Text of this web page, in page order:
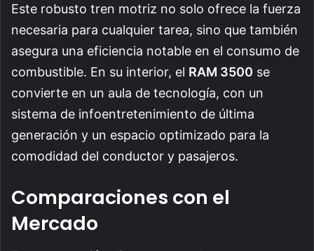
Este robusto tren motriz no solo ofrece la fuerza
necesaria para cualquier tarea, sino que también
asegura una eficiencia notable en el consumo de
combustible. En su interior, el RAM 3500 se
convierte en un aula de tecnología, con un
sistema de infoentretenimiento de última
generación y un espacio optimizado para la
comodidad del conductor y pasajeros.
Comparaciones con el
Mercado